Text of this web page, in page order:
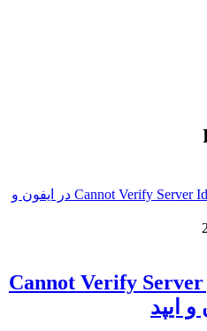
آموزش رفع ارور Cannot Verify Server